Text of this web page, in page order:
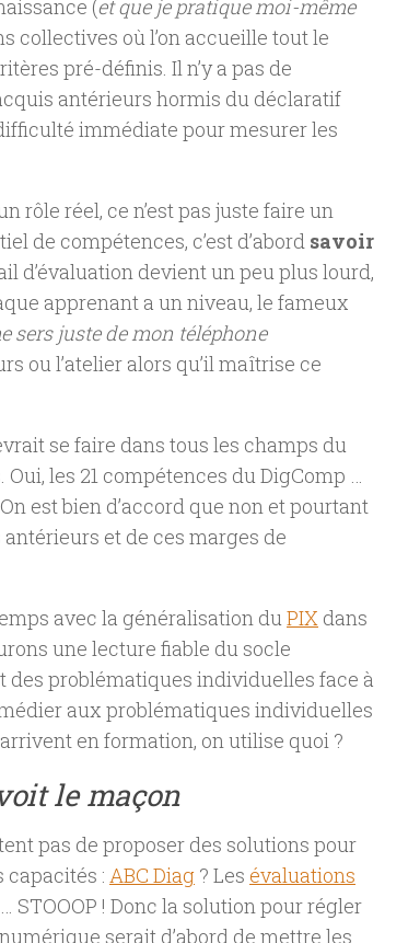
(et que je pratique moi-même
collectives où l’on accueille tout le
pré-définis. Il n’y a pas de
antérieurs hormis du déclaratif
immédiate pour mesurer les
rôle réel, ce n’est pas juste faire un
de compétences, c’est d’abord savoir
d’évaluation devient un peu plus lourd,
apprenant a un niveau, le fameux
sers juste de mon téléphone
ou l’atelier alors qu’il maîtrise ce
se faire dans tous les champs du
les 21 compétences du DigComp …
est bien d’accord que non et pourtant
et de ces marges de
avec la généralisation duPIX dans
une lecture fiable du socle
problématiques individuelles face à
aux problématiques individuelles
en formation, on utilise quoi ?
le maçon
pas de proposer des solutions pour
capacités : ABC Diag ? Les évaluations
STOOOP ! Donc la solution pour régler
serait d’abord de mettre les